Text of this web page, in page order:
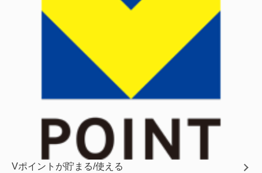
Vポイントが貯まる/使える